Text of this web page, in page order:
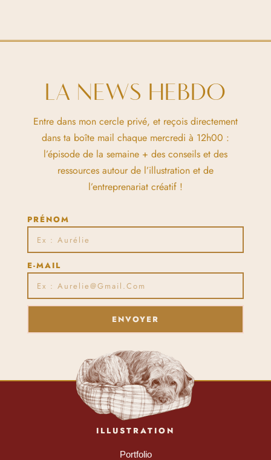
LA NEWS HEBDO
Entre dans mon cercle privé, et reçois directement
dans ta boîte mail chaque mercredi à 12h00 :
l’épisode de la semaine + des conseils et des
ressources autour de l’illustration et de
l’entreprenariat créatif !
PRÉNOM
E-MAIL
ENVOYER
ILLUSTRATION
Portfolio